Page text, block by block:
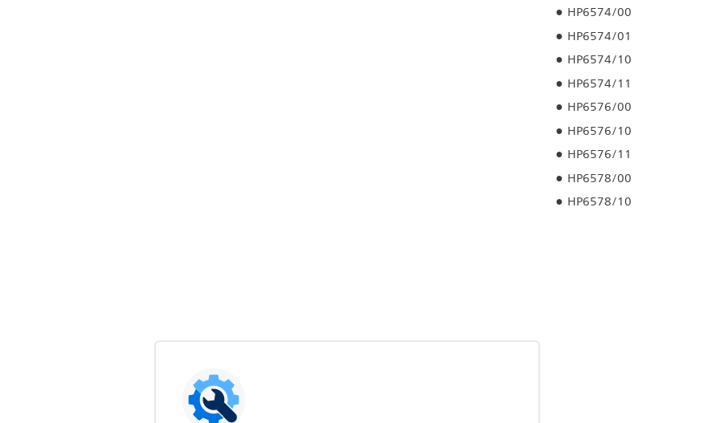
HP6574/00
HP6574/01
HP6574/10
HP6574/11
HP6576/00
HP6576/10
HP6576/11
HP6578/00
HP6578/10